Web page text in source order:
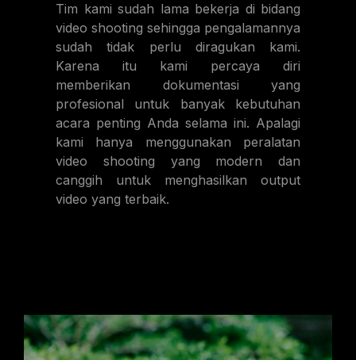
Tim kami sudah lama bekerja di bidang
video shooting sehingga pengalamannya
sudah tidak perlu diragukan kami.
Karena itu kami percaya diri
memberikan dokumentasi yang
profesional untuk banyak kebutuhan
acara penting Anda selama ini. Apalagi
kami hanya menggunakan peralatan
video shooting yang modern dan
canggih untuk menghasilkan output
video yang terbaik.